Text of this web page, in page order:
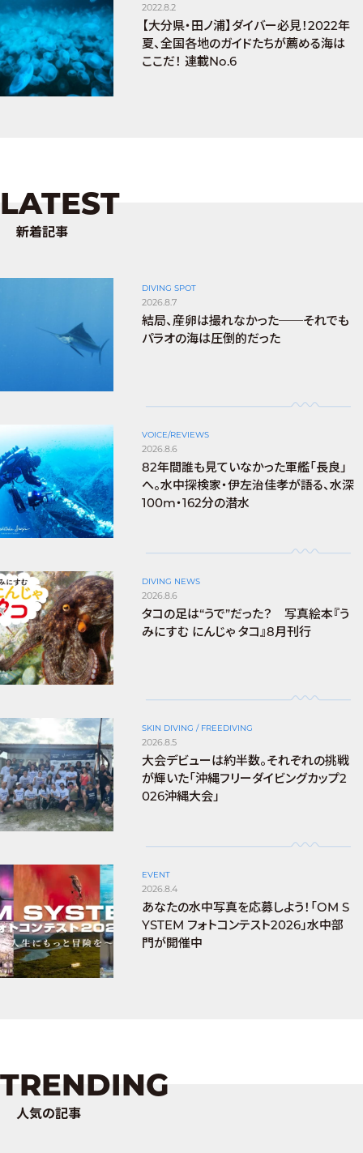
2022.8.2
【大分県・田ノ浦】ダイバー必見！2022年
夏、全国各地のガイドたちが薦める海は
ここだ！ 連載No.6
LATEST
新着記事
DIVING SPOT
2026.8.7
結局、産卵は撮れなかった──それでも
パラオの海は圧倒的だった
VOICE/REVIEWS
2026.8.6
82年間誰も見ていなかった軍艦「長良」
へ。水中探検家・伊左治佳孝が語る、水深
100m・162分の潜水
DIVING NEWS
2026.8.6
タコの足は“うで”だった？ 写真絵本『う
みにすむ にんじゃ タコ』8月刊行
SKIN DIVING / FREEDIVING
2026.8.5
大会デビューは約半数。それぞれの挑戦
が輝いた「沖縄フリーダイビングカップ2
026沖縄大会」
EVENT
2026.8.4
あなたの水中写真を応募しよう！「OM S
YSTEM フォトコンテスト2026」水中部
門が開催中
TRENDING
人気の記事